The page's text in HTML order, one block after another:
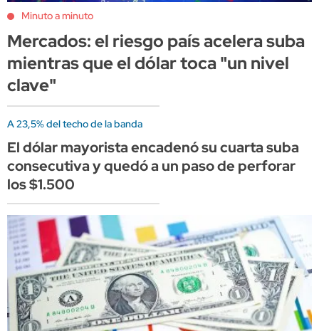
Minuto a minuto
Mercados: el riesgo país acelera suba
mientras que el dólar toca "un nivel
clave"
A 23,5% del techo de la banda
El dólar mayorista encadenó su cuarta suba
consecutiva y quedó a un paso de perforar
los $1.500